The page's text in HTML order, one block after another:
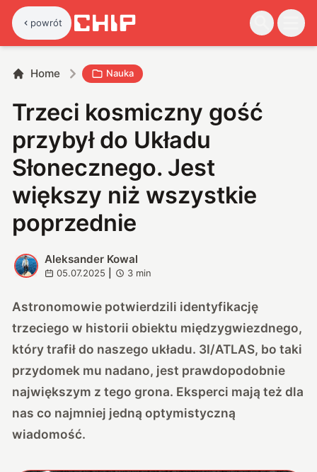
powrót
Home Nauka
Trzeci kosmiczny gość
przybył do Układu
Słonecznego. Jest
większy niż wszystkie
poprzednie
A
Aleksander Kowal
05.07.2025 3 min
Astronomowie potwierdzili identyfikację
trzeciego w historii obiektu międzygwiezdnego,
który trafił do naszego układu. 3I/ATLAS, bo taki
przydomek mu nadano, jest prawdopodobnie
największym z tego grona. Eksperci mają też dla
nas co najmniej jedną optymistyczną
wiadomość.